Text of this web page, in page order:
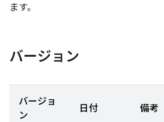
ます。
バージョン
バージョ
ン
日付 備考